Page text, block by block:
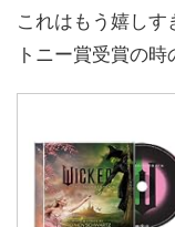
これはもう嬉しす
トニー賞受賞の時